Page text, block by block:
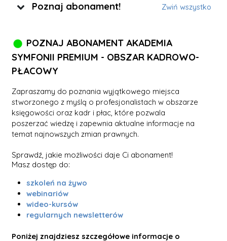
Poznaj abonament! Zwiń wszystko
POZNAJ ABONAMENT AKADEMIA
SYMFONII PREMIUM - OBSZAR KADROWO-
PŁACOWY
Zapraszamy do poznania wyjątkowego miejsca
stworzonego z myślą o profesjonalistach w obszarze
księgowości oraz kadr i płac, które pozwala
poszerzać wiedzę i zapewnia aktualne informacje na
temat najnowszych zmian prawnych.
Sprawdź, jakie możliwości daje Ci abonament!
Masz dostęp do:
szkoleń na żywo
webinariów
wideo-kursów
regularnych newsletterów
Poniżej znajdziesz szczegółowe informacje o